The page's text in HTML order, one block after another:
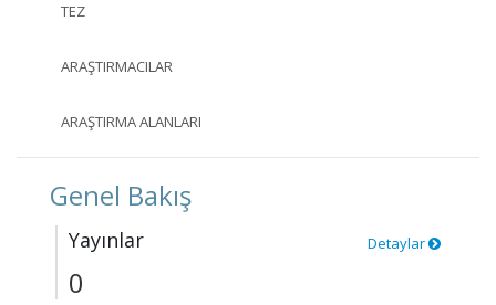
TEZ
ARAŞTIRMACILAR
ARAŞTIRMA ALANLARI
Genel Bakış
Yayınlar Detaylar
0